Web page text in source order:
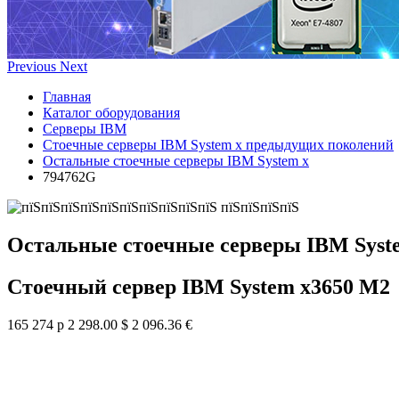
Previous Next
Главная
Каталог оборудования
Серверы IBM
Стоечные серверы IBM System x предыдущих поколений
Остальные стоечные серверы IBM System x
794762G
Остальные стоечные серверы IBM
Стоечный сервер IBM System x3650 M2
165 274 р 2 298.00 $ 2 096.36 €